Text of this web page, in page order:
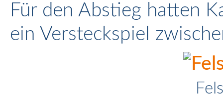
Für den Abstieg hatten
ein Versteckspiel